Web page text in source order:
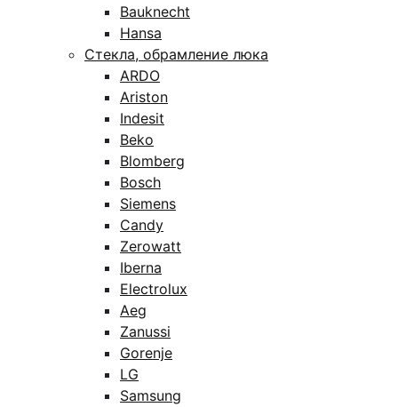
Bauknecht
Hansa
Стекла, обрамление люка
ARDO
Ariston
Indesit
Beko
Blomberg
Bosch
Siemens
Candy
Zerowatt
Iberna
Electrolux
Aeg
Zanussi
Gorenje
LG
Samsung